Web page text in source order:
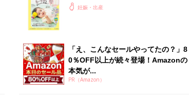
てのひよこクラブ 夏号』〈巻頭大特
妊娠・出産
「え、こんなセールやってたの？」8
0％OFF以上が続々登場！Amazonの
本気が...
PR（Amazon）